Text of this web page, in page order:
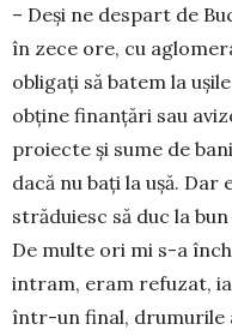
– Deși ne despart de
în zece ore, cu
obligați să batem la
obți­ne finanțări sau
proiecte și sume de
dacă nu bați la ușă. Dar
străduiesc să duc la
De mul­te ori mi s-a
intram, eram refuzat,
într-un final, dru­murile